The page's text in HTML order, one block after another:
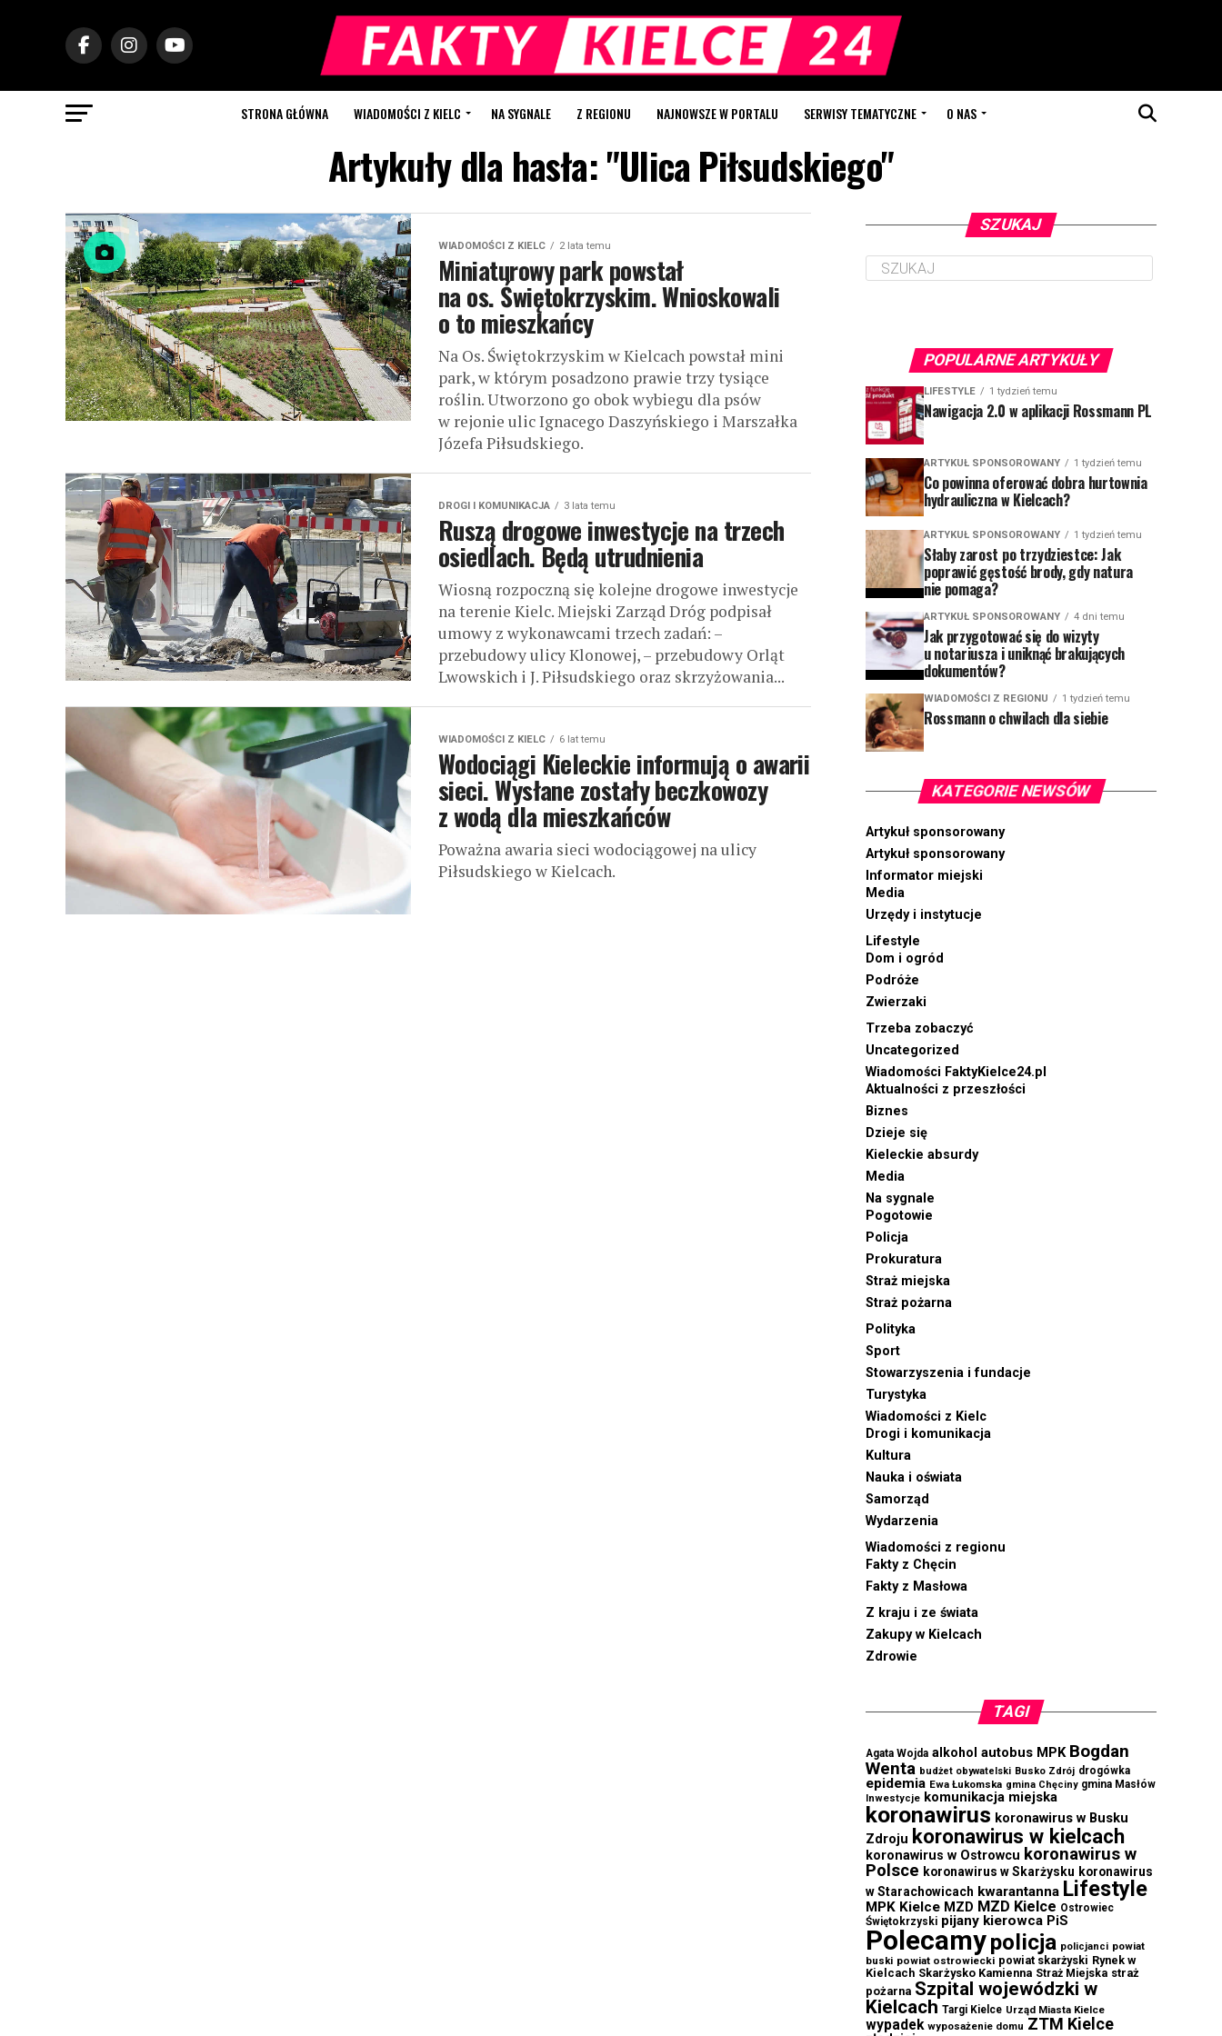
STRONA GŁÓWNA WIADOMOŚCI Z KIELC NA SYGNALE Z REGIONU NAJNOWSZE W PORTALU SERWISY TEMATYCZNE O NAS
Artykuły dla hasła: "Ulica Piłsudskiego"
WIADOMOŚCI Z KIELC 2 lata temu
Miniaturowy park powstał
na os. Świętokrzyskim. Wnioskowali
o to mieszkańcy
Na Os. Świętokrzyskim w Kielcach powstał mini
park, w którym posadzono prawie trzy tysiące
roślin. Utworzono go obok wybiegu dla psów
w rejonie ulic Ignacego Daszyńskiego i Marszałka
Józefa Piłsudskiego.
DROGI I KOMUNIKACJA 3 lata temu
Ruszą drogowe inwestycje na trzech
osiedlach. Będą utrudnienia
Wiosną rozpoczną się kolejne drogowe inwestycje
na terenie Kielc. Miejski Zarząd Dróg podpisał
umowy z wykonawcami trzech zadań: –
przebudowy ulicy Klonowej, – przebudowy Orląt
Lwowskich i J. Piłsudskiego oraz skrzyżowania...
WIADOMOŚCI Z KIELC 6 lat temu
Wodociągi Kieleckie informują o awarii
sieci. Wysłane zostały beczkowozy
z wodą dla mieszkańców
Poważna awaria sieci wodociągowej na ulicy
Piłsudskiego w Kielcach.
SZUKAJ
POPULARNE ARTYKUŁY
LIFESTYLE 1 tydzień temu
Nawigacja 2.0 w aplikacji Rossmann PL
ARTYKUŁ SPONSOROWANY 1 tydzień temu
Co powinna oferować dobra hurtownia
hydrauliczna w Kielcach?
ARTYKUŁ SPONSOROWANY 1 tydzień temu
Słaby zarost po trzydziestce: Jak
poprawić gęstość brody, gdy natura
nie pomaga?
ARTYKUŁ SPONSOROWANY 4 dni temu
Jak przygotować się do wizyty
u notariusza i uniknąć brakujących
dokumentów?
WIADOMOŚCI Z REGIONU 1 tydzień temu
Rossmann o chwilach dla siebie
KATEGORIE NEWSÓW
Artykuł sponsorowany
Artykuł sponsorowany
Informator miejski
Media
Urzędy i instytucje
Lifestyle
Dom i ogród
Podróże
Zwierzaki
Trzeba zobaczyć
Uncategorized
Wiadomości FaktyKielce24.pl
Aktualności z przeszłości
Biznes
Dzieje się
Kieleckie absurdy
Media
Na sygnale
Pogotowie
Policja
Prokuratura
Straż miejska
Straż pożarna
Polityka
Sport
Stowarzyszenia i fundacje
Turystyka
Wiadomości z Kielc
Drogi i komunikacja
Kultura
Nauka i oświata
Samorząd
Wydarzenia
Wiadomości z regionu
Fakty z Chęcin
Fakty z Masłowa
Z kraju i ze świata
Zakupy w Kielcach
Zdrowie
TAGI
Agata Wojda alkohol autobus MPK Bogdan
Wenta budżet obywatelski Busko Zdrój drogówka
epidemia Ewa Łukomska gmina Chęciny gmina Masłów
Inwestycje komunikacja miejska
koronawirus koronawirus w Busku
Zdroju koronawirus w kielcach
koronawirus w Ostrowcu koronawirus w
Polsce koronawirus w Skarżysku koronawirus
w Starachowicach kwarantanna Lifestyle
MPK Kielce MZD MZD Kielce Ostrowiec
Świętokrzyski pijany kierowca PiS
Polecamypolicja policjanci powiat
buski powiat ostrowiecki powiat skarżyski Rynek w
Kielcach Skarżysko Kamienna Straż Miejska straż
pożarna Szpital wojewódzki w
Kielcach Targi Kielce Urząd Miasta Kielce
wypadek wyposażenie domu ZTM Kielce